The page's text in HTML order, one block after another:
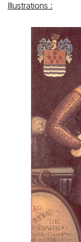
Illustrations :